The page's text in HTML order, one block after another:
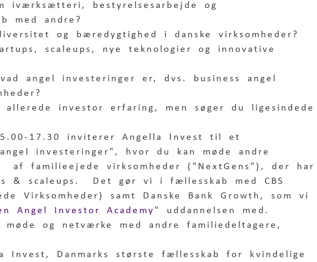
iværksætteri, bestyrelsesarbejde og
med andre?
og bæredygtighed i danske virksomheder?
scaleups, nye teknologier og innovative
angel investeringer er, dvs. business angel
investor erfaring, men søger du ligesindede
17.30 inviterer Angella Invest til et
investeringer", hvor du kan møde andre
af familieejede virksomheder ("NextGens"), der har
& scaleups.  Det gør vi i fællesskab med CBS
Virksomheder) samt Danske Bank Growth, som vi
Angel Investor Academy " uddannelsen med.
og netværke med andre familiedeltagere,
Danmarks største fællesskab for kvindelige